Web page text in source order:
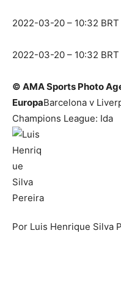
2022-03-20 – 10:32 BRT
2022-03-20 – 10:32 BRT
© AMA Sports Photo
EuropaBarcelona v
Champions League: Ida
Por Luis Henrique Silva